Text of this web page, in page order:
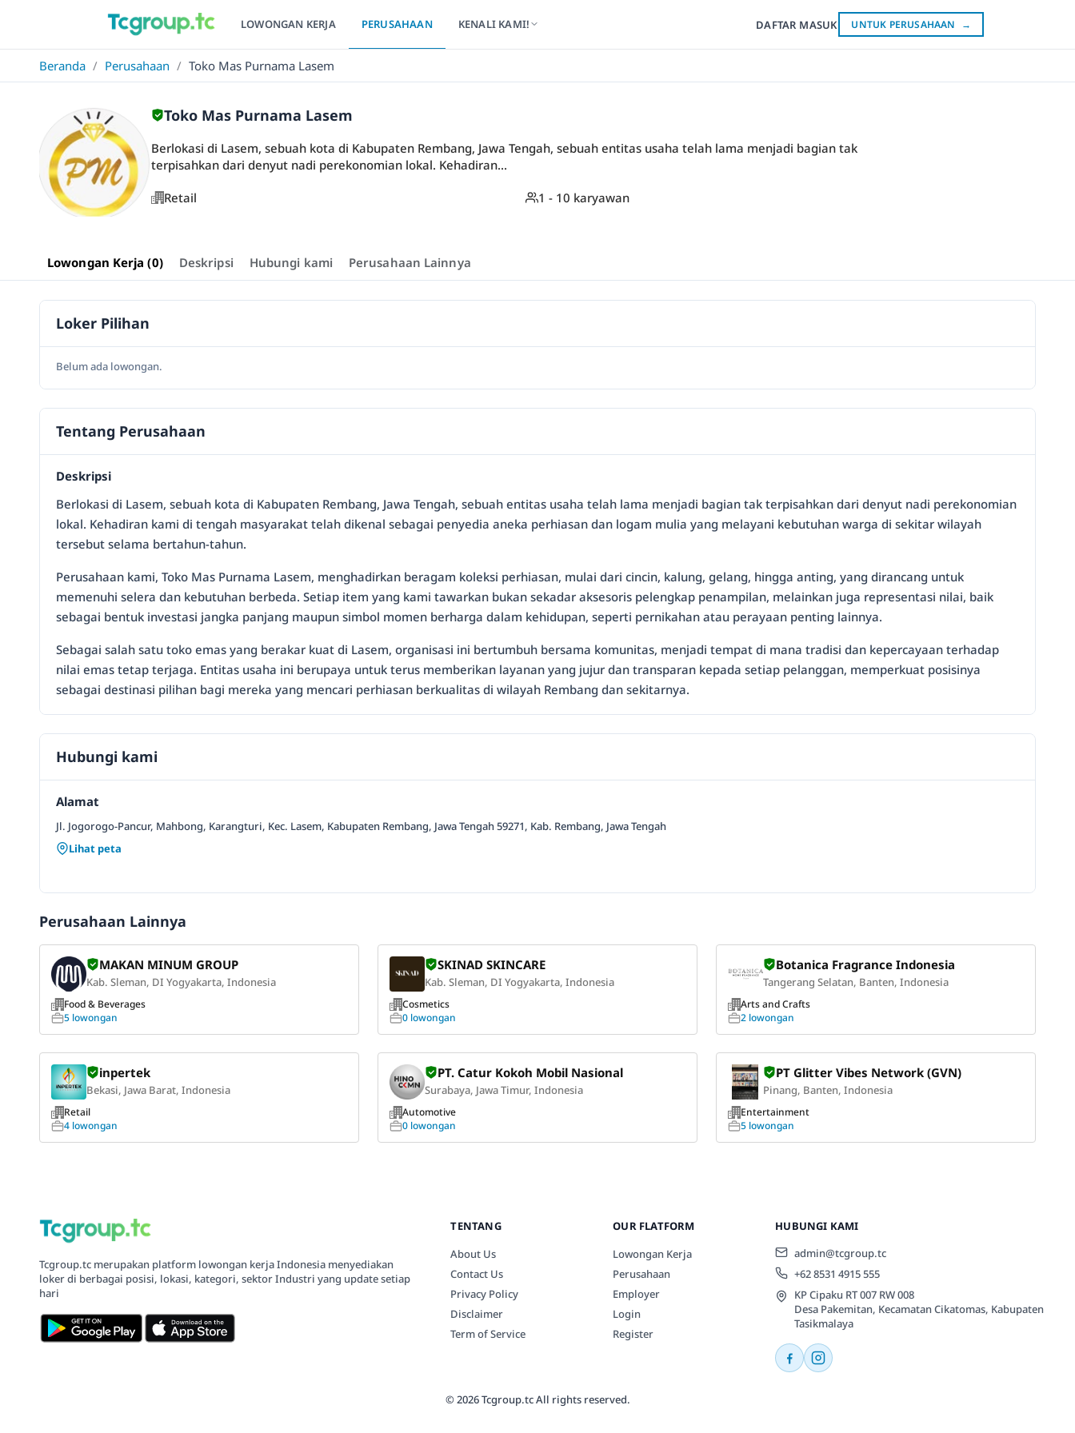
LOWONGAN KERJA PERUSAHAAN KENALI KAMI! DAFTAR MASUK UNTUK PERUSAHAAN →
Beranda / Perusahaan / Toko Mas Purnama Lasem
Toko Mas Purnama Lasem
Berlokasi di Lasem, sebuah kota di Kabupaten Rembang, Jawa Tengah, sebuah entitas usaha telah lama menjadi bagian tak
terpisahkan dari denyut nadi perekonomian lokal. Kehadiran...
Retail 1 - 10 karyawan
Lowongan Kerja (0) Deskripsi Hubungi kami Perusahaan Lainnya
Loker Pilihan
Belum ada lowongan.
Tentang Perusahaan
Deskripsi
Berlokasi di Lasem, sebuah kota di Kabupaten Rembang, Jawa Tengah, sebuah entitas usaha telah lama menjadi bagian tak terpisahkan dari denyut nadi perekonomian
lokal. Kehadiran kami di tengah masyarakat telah dikenal sebagai penyedia aneka perhiasan dan logam mulia yang melayani kebutuhan warga di sekitar wilayah
tersebut selama bertahun-tahun.
Perusahaan kami, Toko Mas Purnama Lasem, menghadirkan beragam koleksi perhiasan, mulai dari cincin, kalung, gelang, hingga anting, yang dirancang untuk
memenuhi selera dan kebutuhan berbeda. Setiap item yang kami tawarkan bukan sekadar aksesoris pelengkap penampilan, melainkan juga representasi nilai, baik
sebagai bentuk investasi jangka panjang maupun simbol momen berharga dalam kehidupan, seperti pernikahan atau perayaan penting lainnya.
Sebagai salah satu toko emas yang berakar kuat di Lasem, organisasi ini bertumbuh bersama komunitas, menjadi tempat di mana tradisi dan kepercayaan terhadap
nilai emas tetap terjaga. Entitas usaha ini berupaya untuk terus memberikan layanan yang jujur dan transparan kepada setiap pelanggan, memperkuat posisinya
sebagai destinasi pilihan bagi mereka yang mencari perhiasan berkualitas di wilayah Rembang dan sekitarnya.
Hubungi kami
Alamat
Jl. Jogorogo-Pancur, Mahbong, Karangturi, Kec. Lasem, Kabupaten Rembang, Jawa Tengah 59271, Kab. Rembang, Jawa Tengah
Lihat peta
Perusahaan Lainnya
MAKAN MINUM GROUP
Kab. Sleman, DI Yogyakarta, Indonesia
Food & Beverages
5 lowongan
SKINAD SKINCARE
Kab. Sleman, DI Yogyakarta, Indonesia
Cosmetics
0 lowongan
Botanica Fragrance Indonesia
Tangerang Selatan, Banten, Indonesia
Arts and Crafts
2 lowongan
inpertek
Bekasi, Jawa Barat, Indonesia
Retail
4 lowongan
PT. Catur Kokoh Mobil Nasional
Surabaya, Jawa Timur, Indonesia
Automotive
0 lowongan
PT Glitter Vibes Network (GVN)
Pinang, Banten, Indonesia
Entertainment
5 lowongan
Tcgroup.tc merupakan platform lowongan kerja Indonesia menyediakan
loker di berbagai posisi, lokasi, kategori, sektor Industri yang update setiap
hari
TENTANG
About Us
Contact Us
Privacy Policy
Disclaimer
Term of Service
OUR FLATFORM
Lowongan Kerja
Perusahaan
Employer
Login
Register
HUBUNGI KAMI
admin@tcgroup.tc
+62 8531 4915 555
KP Cipaku RT 007 RW 008
Desa Pakemitan, Kecamatan Cikatomas, Kabupaten
Tasikmalaya
© 2026 Tcgroup.tc All rights reserved.